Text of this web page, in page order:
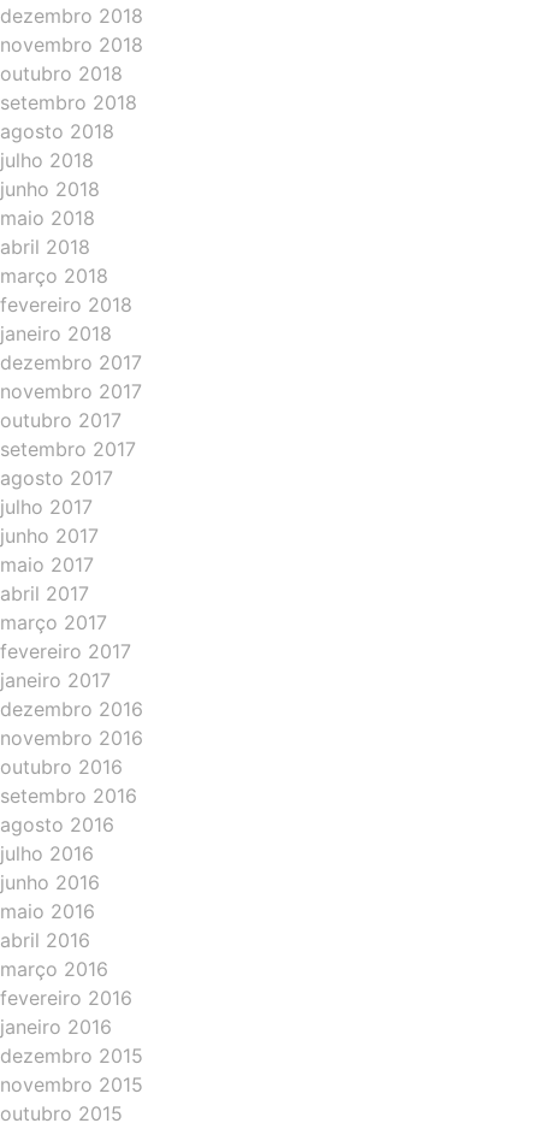
dezembro 2018
novembro 2018
outubro 2018
setembro 2018
agosto 2018
julho 2018
junho 2018
maio 2018
abril 2018
março 2018
fevereiro 2018
janeiro 2018
dezembro 2017
novembro 2017
outubro 2017
setembro 2017
agosto 2017
julho 2017
junho 2017
maio 2017
abril 2017
março 2017
fevereiro 2017
janeiro 2017
dezembro 2016
novembro 2016
outubro 2016
setembro 2016
agosto 2016
julho 2016
junho 2016
maio 2016
abril 2016
março 2016
fevereiro 2016
janeiro 2016
dezembro 2015
novembro 2015
outubro 2015